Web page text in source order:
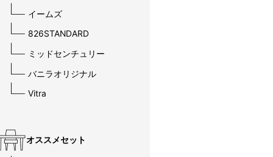
イームズ
826STANDARD
ミッドセンチュリー
バニラオリジナル
Vitra
オススメセット